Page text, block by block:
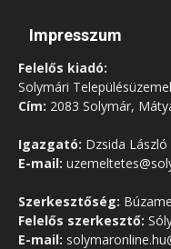
Impresszum
Felelős kiadó:
Solymári
Cím: 2083 Solymár,
Igazgató: Dzsida László
E-mail:
Szerkesztőség:
Felelős szerkesztő:
E-mail: